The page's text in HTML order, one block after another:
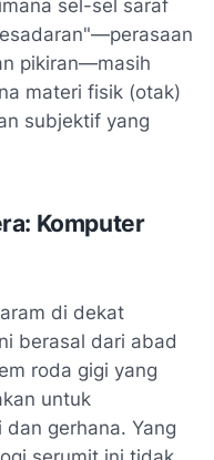
sel-sel saraf
pikiran—masih
materi fisik (otak)
subjektif yang
Komputer
di dekat
berasal dari abad
roda gigi yang
untuk
gerhana. Yang